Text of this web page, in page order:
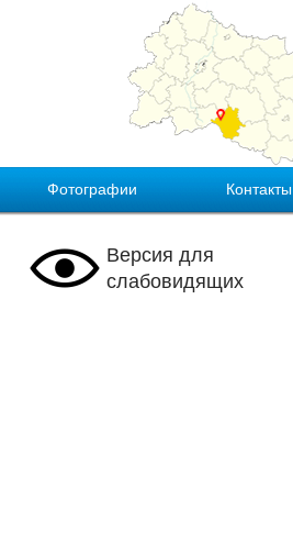
Фотографии Контакты
Версия для
слабовидящих